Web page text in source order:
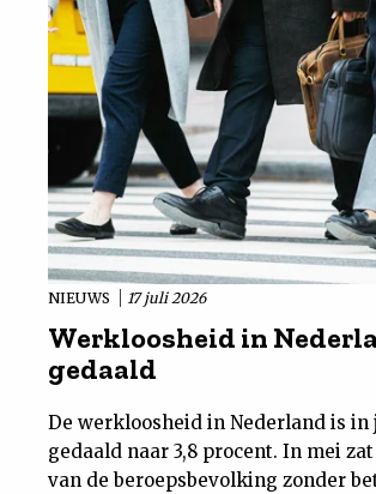
NIEUWS 17 juli 2026
Werkloosheid in
gedaald
De werkloosheid in Nederland is
gedaald naar 3,8 procent. In mei
van de beroepsbevolking zonder